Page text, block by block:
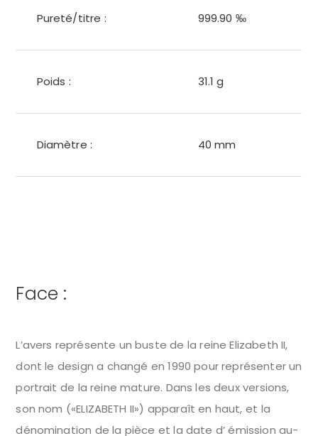
Pureté/titre : 999.90 ‰
Poids : 31.1 g
Diamètre : 40 mm
Face :
L’avers représente un buste de la reine Elizabeth II,
dont le design a changé en 1990 pour représenter un
portrait de la reine mature. Dans les deux versions,
son nom («ELIZABETH II») apparaît en haut, et la
dénomination de la pièce et la date d’ émission au-